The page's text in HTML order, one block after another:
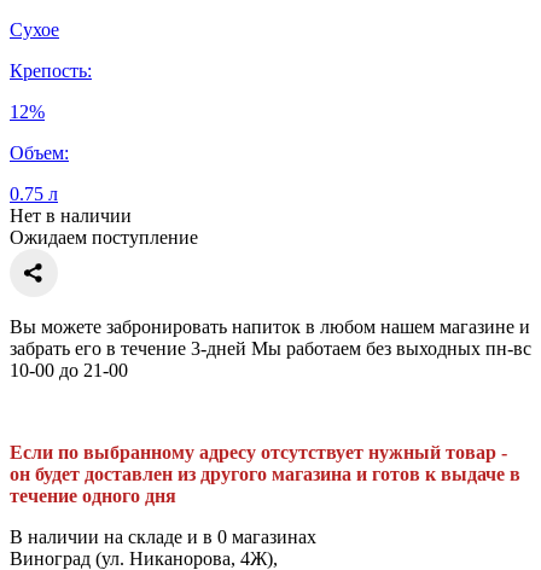
Сухое
Крепость:
12%
Объем:
0.75 л
Нет в наличии
Ожидаем поступление
Вы можете забронировать напиток в любом нашем магазине и
забрать его в течение 3-дней Мы работаем без выходных пн-вс
10-00 до 21-00
Если по выбранному адресу отсутствует нужный товар -
он будет доставлен из другого магазина и готов к выдаче в
течение одного дня
В наличии на складе и в 0 магазинах
Виноград (ул. Никанорова, 4Ж),